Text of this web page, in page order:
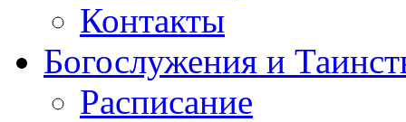
Контакты
Богослужения и
Расписание